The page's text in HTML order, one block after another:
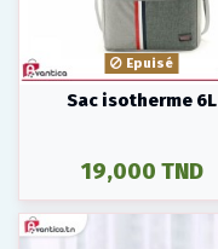
Epuisé
Sac isotherme 6L
19,000 TND